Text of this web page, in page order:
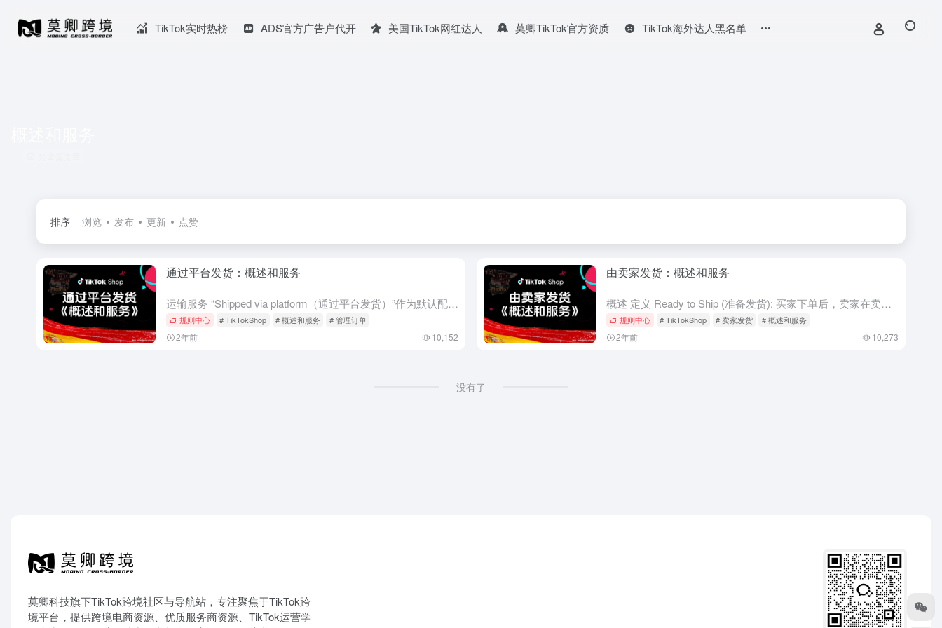
TikTok实时热榜 ADS官方广告户代开 美国TikTok网红达人 莫卿TikTok官方资质 TikTok海外达人黑名单
排序 浏览 发布 更新 点赞
通过平台发货：概述和服务
运输服务 “Shipped via platform（通过平台发货）”作为默认配送选项，设置起来非常简单，并内置了发货标签生成。您可以直接从卖家中心打印发货标签。它为卖家提供标准配送服务，具体详情如下...
规则中心 # TikTokShop # 概述和服务 # 管理订单
2年前 10,152
由卖家发货：概述和服务
概述 定义 Ready to Ship (准备发货): 买家下单后，卖家在卖家中心上传物流追踪号码。这可以通过在后台填写物流追踪号码或批量导入物流追踪号码等方式完成。卖家的发货时间应以卖家中心记录的操...
规则中心 # TikTokShop # 卖家发货 # 概述和服务
2年前 10,273
没有了
莫卿科技旗下TikTok跨境社区与导航站，专注聚焦于TikTok跨
境平台，提供跨境电商资源、优质服务商资源、TikTok运营学